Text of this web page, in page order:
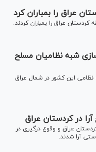
عراق را بمباران کردند.
شبه نظامیان مسلح
این کشور در شمال عراق
در کردستان عراق
عراق و وقوع درگیری در
آرا شدند.